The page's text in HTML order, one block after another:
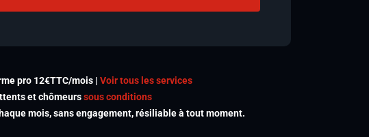
pro 12€TTC/mois | Voir tous les services
et chômeurssous conditions
mois, sans engagement, résiliable à tout moment.